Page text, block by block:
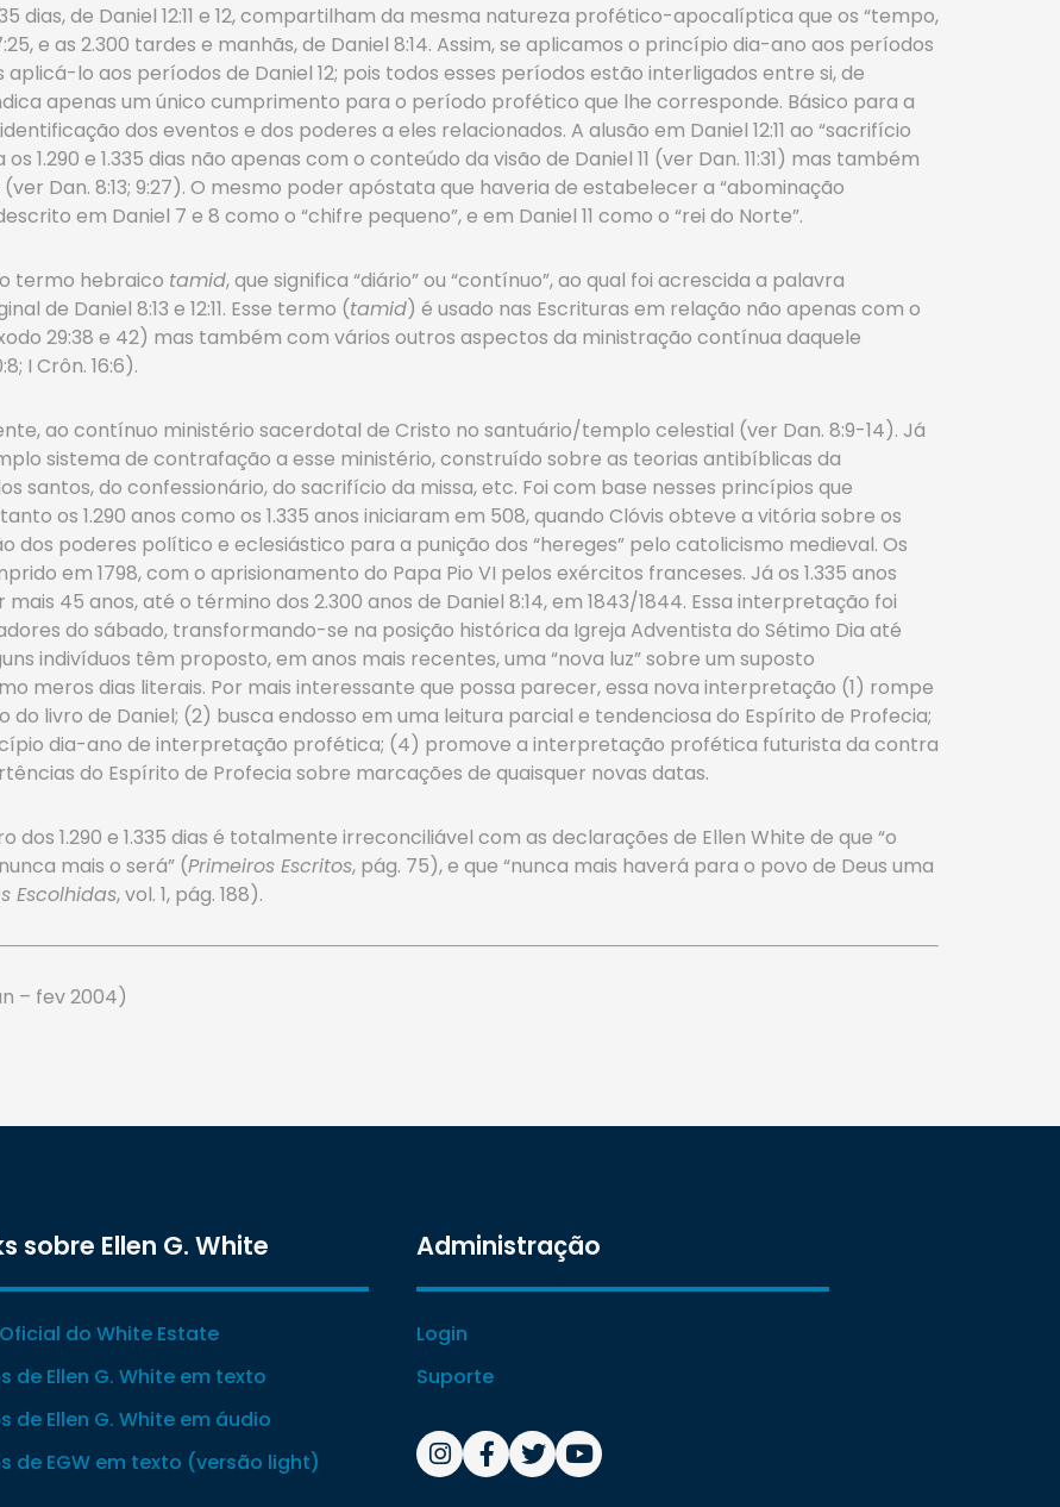
dias, de Daniel 12:11 e 12, compartilham da mesma natureza profético-apocalíptica que os “tempo,
e as 2.300 tardes e manhãs, de Daniel 8:14. Assim, se aplicamos o princípio dia-ano aos períodos
lo aos períodos de Daniel 12; pois todos esses períodos estão interligados entre si, de
apenas um único cumprimento para o período profético que lhe corresponde. Básico para a
dos eventos e dos poderes a eles relacionados. A alusão em Daniel 12:11 ao “sacrifício
1.290 e 1.335 dias não apenas com o conteúdo da visão de Daniel 11 (ver Dan. 11:31) mas também
Dan. 8:13; 9:27). O mesmo poder apóstata que haveria de estabelecer a “abominação
em Daniel 7 e 8 como o “chifre pequeno”, e em Daniel 11 como o “rei do Norte”.
termo hebraico tamid, que significa “diário” ou “contínuo”, ao qual foi acrescida a palavra
de Daniel 8:13 e 12:11. Esse termo (tamid) é usado nas Escrituras em relação não apenas com o
29:38 e 42) mas também com vários outros aspectos da ministração contínua daquele
I Crôn. 16:6).
ao contínuo ministério sacerdotal de Cristo no santuário/templo celestial (ver Dan. 8:9-14). Já
sistema de contrafação a esse ministério, construído sobre as teorias antibíblicas da
santos, do confessionário, do sacrifício da missa, etc. Foi com base nesses princípios que
os 1.290 anos como os 1.335 anos iniciaram em 508, quando Clóvis obteve a vitória sobre os
dos poderes político e eclesiástico para a punição dos “hereges” pelo catolicismo medieval. Os
em 1798, com o aprisionamento do Papa Pio VI pelos exércitos franceses. Já os 1.335 anos
45 anos, até o término dos 2.300 anos de Daniel 8:14, em 1843/1844. Essa interpretação foi
do sábado, transformando-se na posição histórica da Igreja Adventista do Sétimo Dia até
indivíduos têm proposto, em anos mais recentes, uma “nova luz” sobre um suposto
meros dias literais. Por mais interessante que possa parecer, essa nova interpretação (1) rompe
livro de Daniel; (2) busca endosso em uma leitura parcial e tendenciosa do Espírito de Profecia;
dia-ano de interpretação profética; (4) promove a interpretação profética futurista da contra
do Espírito de Profecia sobre marcações de quaisquer novas datas.
1.290 e 1.335 dias é totalmente irreconciliável com as declarações de Ellen White de que “o
mais o será” (Primeiros Escritos, pág. 75), e que “nunca mais haverá para o povo de Deus uma
Escolhidas, vol. 1, pág. 188).
– fev 2004)
sobre Ellen G. White
do White Estate
de Ellen G. White em texto
de Ellen G. White em áudio
de EGW em texto (versão light)
Administração
Login
Suporte